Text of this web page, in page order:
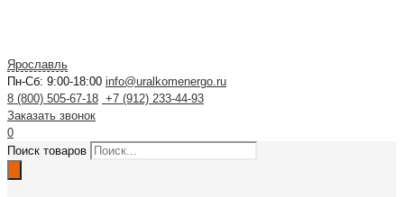
Ярославль
Пн-Сб: 9:00-18:00 info@uralkomenergo.ru
8 (800) 505-67-18 +7 (912) 233-44-93
Заказать звонок
0
Поиск товаров